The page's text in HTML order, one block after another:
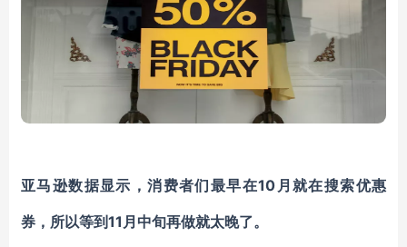
亚马逊数据显示，消费者们最早在10月就在搜索优惠
券，所以等到11月中旬再做就太晚了。